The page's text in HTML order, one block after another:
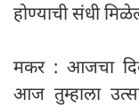
होण्याची संधी
मकर : आजचा
आज तुम्हाला